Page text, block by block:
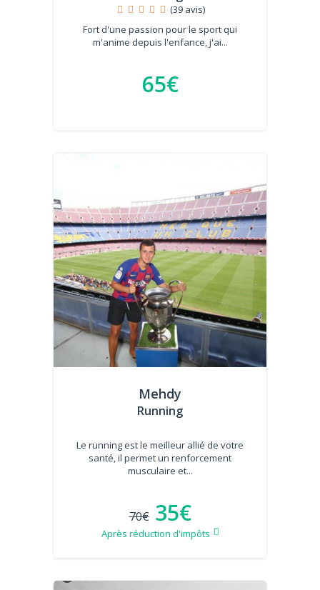
(39 avis)
Fort d'une passion pour le sport qui
m'anime depuis l'enfance, j'ai...
65€
Mehdy
Running
Le running est le meilleur allié de votre
santé, il permet un renforcement
musculaire et...
70€ 35€
Après réduction d'impôts